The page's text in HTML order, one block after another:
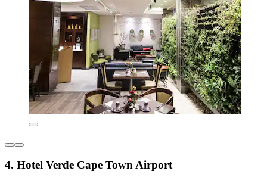
4. Hotel Verde Cape Town Airport